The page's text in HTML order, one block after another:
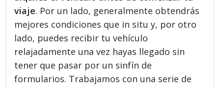
viaje. Por un lado, generalmente obtendrás
mejores condiciones que in situ y, por otro
lado, puedes recibir tu vehículo
relajadamente una vez hayas llegado sin
tener que pasar por un sinfín de
formularios. Trabajamos con una serie de